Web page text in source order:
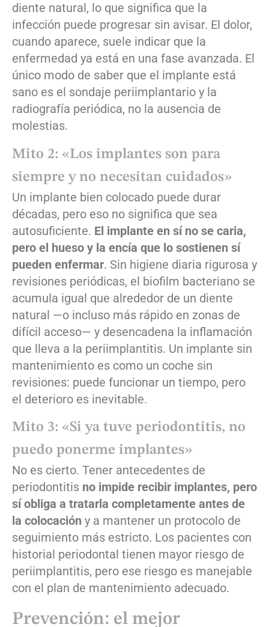
diente natural, lo que significa que la
infección puede progresar sin avisar. El dolor,
cuando aparece, suele indicar que la
enfermedad ya está en una fase avanzada. El
único modo de saber que el implante está
sano es el sondaje periimplantario y la
radiografía periódica, no la ausencia de
molestias.
Mito 2: «Los implantes son para
siempre y no necesitan cuidados»
Un implante bien colocado puede durar
décadas, pero eso no significa que sea
autosuficiente. El implante en sí no se caria,
pero el hueso y la encía que lo sostienen sí
pueden enfermar. Sin higiene diaria rigurosa y
revisiones periódicas, el biofilm bacteriano se
acumula igual que alrededor de un diente
natural —o incluso más rápido en zonas de
difícil acceso— y desencadena la inflamación
que lleva a la periimplantitis. Un implante sin
mantenimiento es como un coche sin
revisiones: puede funcionar un tiempo, pero
el deterioro es inevitable.
Mito 3: «Si ya tuve periodontitis, no
puedo ponerme implantes»
No es cierto. Tener antecedentes de
periodontitis no impide recibir implantes, pero
sí obliga a tratarla completamente antes de
la colocación y a mantener un protocolo de
seguimiento más estricto. Los pacientes con
historial periodontal tienen mayor riesgo de
periimplantitis, pero ese riesgo es manejable
con el plan de mantenimiento adecuado.
Prevención: el mejor